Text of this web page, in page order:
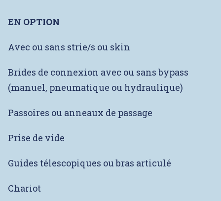
EN OPTION
Avec ou sans strie/s ou skin
Brides de connexion avec ou sans bypass
(manuel, pneumatique ou hydraulique)
Passoires ou anneaux de passage
Prise de vide
Guides télescopiques ou bras articulé
Chariot